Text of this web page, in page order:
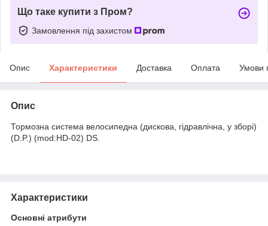
Що таке купити з Пром?
Замовлення під захистом
Опис Характеристики Доставка Оплата Умови
Опис
Тормозна система велосипедна (дискова, гідравлічна, у зборі)
(D.P.) (mod:HD-02) DS.
Характеристики
Основні атрибути